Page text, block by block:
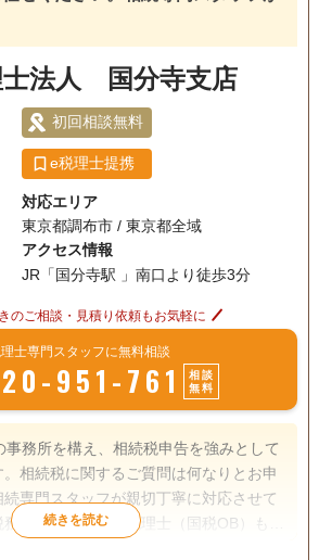
士法人 国分寺支店
初回相談無料
e税理士提携
対応エリア
東京都調布市 / 東京都全域
アクセス情報
JR「国分寺駅 」南口より徒歩3分
のご相談・見積り依頼もお気軽に
士専門スタッフに無料相談
951-761
相談
無料
務所を構え、相続税申告を強みとして
相続税に関するご質問は何なりとお申
続専門スタッフが親切丁寧に対応させて
務署職員であった税理士（国税OB）も多